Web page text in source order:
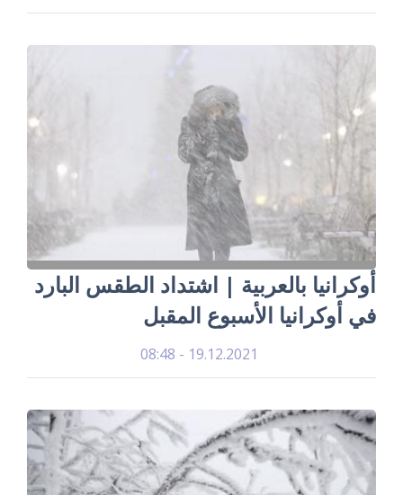
أوكرانيا بالعربية | اشتداد الطقس البارد
في أوكرانيا الأسبوع المقبل
19.12.2021 - 08:48